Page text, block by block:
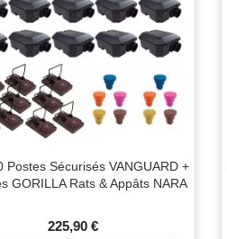
Postes Sécurisés VANGUARD +
GORILLA Rats & Appâts NARA
225,90 €